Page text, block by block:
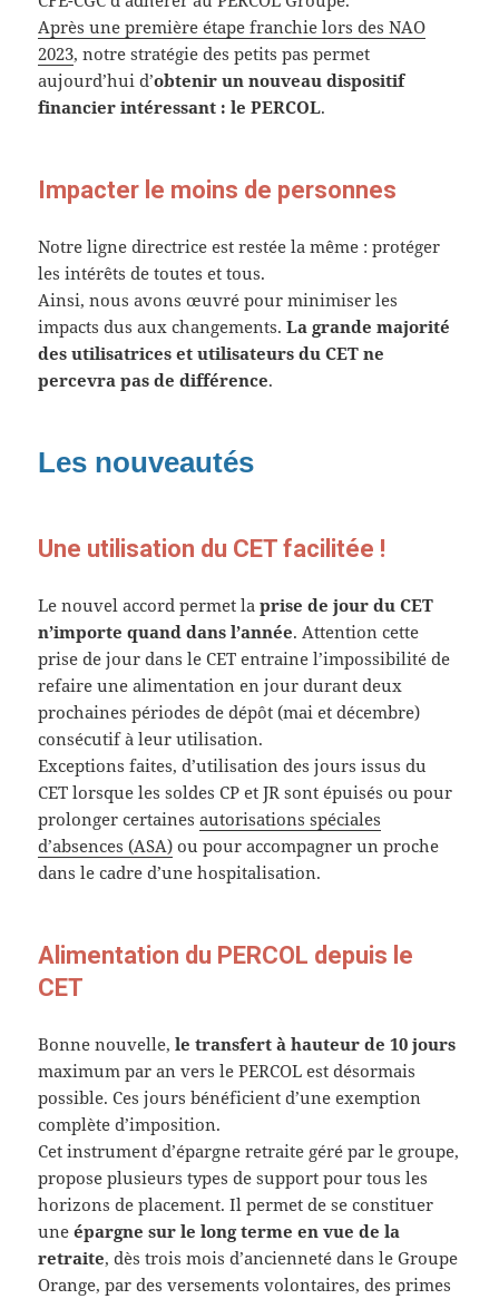
Après une première étape franchie lors des NAO
2023, notre stratégie des petits pas permet
aujourd’hui d’obtenir un nouveau dispositif
financier intéressant : le PERCOL.
Impacter le moins de personnes
Notre ligne directrice est restée la même : protéger
les intérêts de toutes et tous.
Ainsi, nous avons œuvré pour minimiser les
impacts dus aux changements.La grande majorité
des utilisatrices et utilisateurs du CET ne
percevra pas de différence.
Les nouveautés
Une utilisation du CET facilitée !
Le nouvel accord permet laprise de jour du CET
n’importe quand dans l’année. Attention cette
prise de jour dans le CET entraine l’impossibilité de
refaire une alimentation en jour durant deux
prochaines périodes de dépôt (mai et décembre)
consécutif à leur utilisation.
Exceptions faites, d’utilisation des jours issus du
CET lorsque les soldes CP et JR sont épuisés ou pour
prolonger certainesautorisations spéciales
d’absences (ASA) ou pour accompagner un proche
dans le cadre d’une hospitalisation.
Alimentation du PERCOL depuis le
CET
Bonne nouvelle,le transfert à hauteur de 10 jours
maximum par an vers le PERCOL est désormais
possible. Ces jours bénéficient d’une exemption
complète d’imposition.
Cet instrument d’épargne retraite géré par le groupe,
propose plusieurs types de support pour tous les
horizons de placement. Il permet de se constituer
uneépargne sur le long terme en vue de la
retraite, dès trois mois d’ancienneté dans le Groupe
Orange, par des versements volontaires, des primes